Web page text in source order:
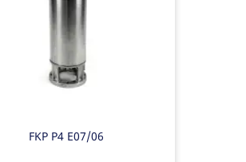
FKP P4 E07/06